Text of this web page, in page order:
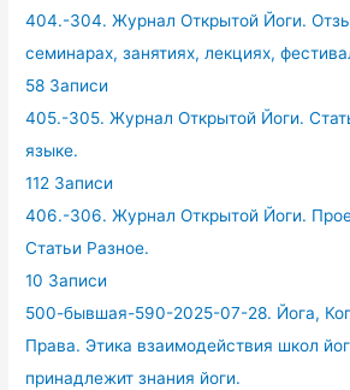
404.-304. Журнал Открытой Йоги.
семинарах, занятиях, лекциях,
58 Записи
405.-305. Журнал Открытой Йоги.
языке.
112 Записи
406.-306. Журнал Открытой Йоги.
Статьи Разное.
10 Записи
500-бывшая-590-2025-07-28. Йога,
Права. Этика взаимодействия школ
принадлежит знания йоги.